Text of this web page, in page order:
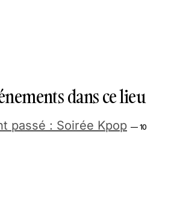
dans ce lieu
passé : Soirée Kpop — 10